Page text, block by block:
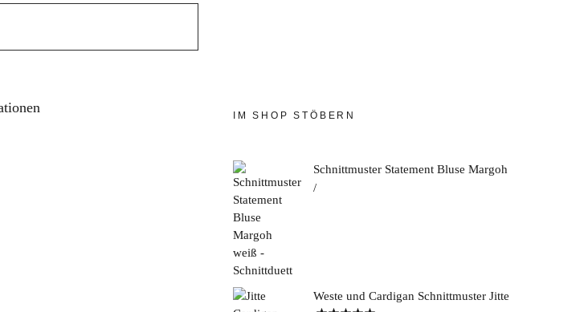
IM SHOP STÖBERN
Schnittmuster Statement Bluse Margoh
Weste und Cardigan Schnittmuster Jitte